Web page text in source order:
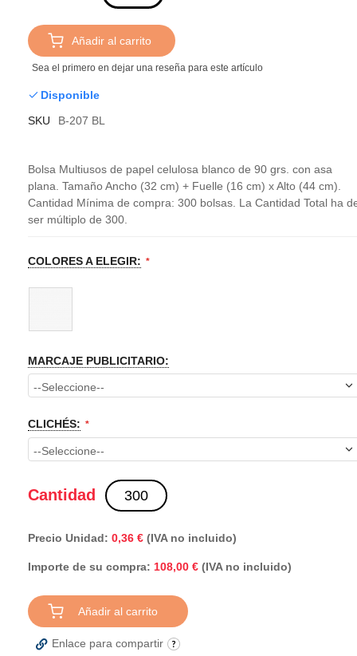
Añadir al carrito
Sea el primero en dejar una reseña para este artículo
Disponible
SKU
B-207 BL
Bolsa Multiusos de papel celulosa blanco de 90 grs. con asa
plana. Tamaño Ancho (32 cm) + Fuelle (16 cm) x Alto (44 cm).
Cantidad Mínima de compra: 300 bolsas. La Cantidad Total ha
ser múltiplo de 300.
COLORES A ELEGIR:
MARCAJE PUBLICITARIO:
CLICHÉS:
Cantidad
Precio Unidad: 0,36 € (IVA no incluido)
Importe de su compra: 108,00 € (IVA no incluido)
Añadir al carrito
Enlace para compartir